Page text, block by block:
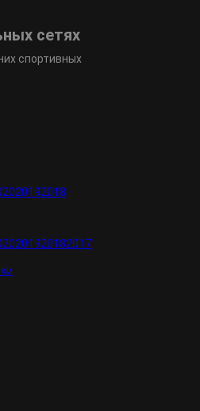
сетях
спортивных
20192018
201920182017